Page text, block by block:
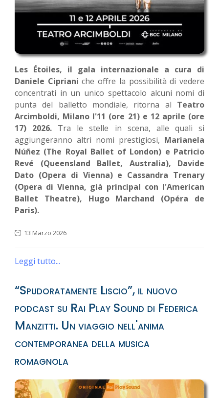
Les Étoiles, il gala internazionale a cura di
Daniele Cipriani che offre la possibilità di vedere
concentrati in un unico spettacolo alcuni nomi di
punta del balletto mondiale, ritorna al Teatro
Arcimboldi, Milano l'11 (ore 21) e 12 aprile (ore
17) 2026. Tra le stelle in scena, alle quali si
aggiungeranno altri nomi prestigiosi, Marianela
Núñez (The Royal Ballet of London) e Patricio
Revé (Queensland Ballet, Australia), Davide
Dato (Opera di Vienna) e Cassandra Trenary
(Opera di Vienna, già principal con l'American
Ballet Theatre), Hugo Marchand (Opéra de
Paris).
13 Marzo 2026
Leggi tutto...
“Spudoratamente Liscio”, il nuovo
podcast su Rai Play Sound di Federica
Manzitti. Un viaggio nell'anima
contemporanea della musica
romagnola